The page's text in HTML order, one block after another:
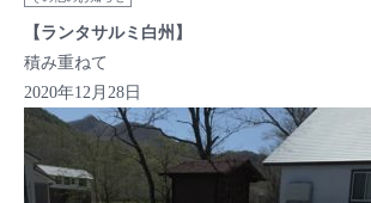
【ランタサルミ白州】
積み重ねて
2020年12月28日